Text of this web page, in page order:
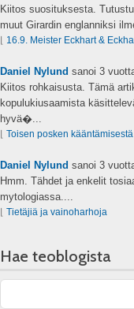
Kiitos suosituksesta.
muut Girardin englanniksi
⌊ 16.9. Meister Eckhart &
Daniel Nylund sanoi 3
Kiitos rohkaisusta. Tämä
kopulukiusaamista
hyvä�...
⌊ Toisen posken kääntämisestä
Daniel Nylund sanoi 3
Hmm. Tähdet ja enkelit
mytologiassa....
⌊ Tietäjiä ja vainoharhoja
Hae teoblogista